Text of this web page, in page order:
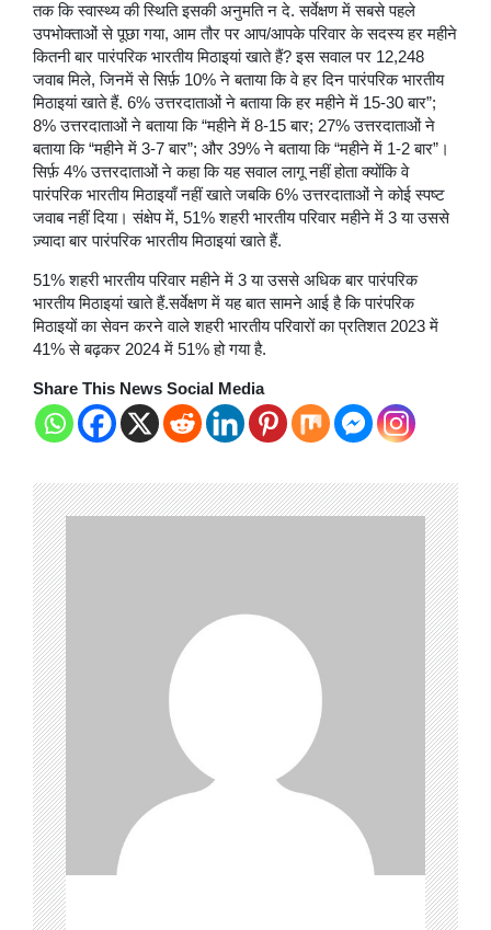
तक कि स्वास्थ्य की स्थिति इसकी अनुमति न दे. सर्वेक्षण में सबसे पहले
उपभोक्ताओं से पूछा गया, आम तौर पर आप/आपके परिवार के सदस्य हर महीने
कितनी बार पारंपरिक भारतीय मिठाइयां खाते हैं? इस सवाल पर 12,248
जवाब मिले, जिनमें से सिर्फ़ 10% ने बताया कि वे हर दिन पारंपरिक भारतीय
मिठाइयां खाते हैं. 6% उत्तरदाताओं ने बताया कि हर महीने में 15-30 बार”;
8% उत्तरदाताओं ने बताया कि “महीने में 8-15 बार; 27% उत्तरदाताओं ने
बताया कि “महीने में 3-7 बार”; और 39% ने बताया कि “महीने में 1-2 बार”।
सिर्फ़ 4% उत्तरदाताओं ने कहा कि यह सवाल लागू नहीं होता क्योंकि वे
पारंपरिक भारतीय मिठाइयाँ नहीं खाते जबकि 6% उत्तरदाताओं ने कोई स्पष्ट
जवाब नहीं दिया। संक्षेप में, 51% शहरी भारतीय परिवार महीने में 3 या उससे
ज़्यादा बार पारंपरिक भारतीय मिठाइयां खाते हैं.
51% शहरी भारतीय परिवार महीने में 3 या उससे अधिक बार पारंपरिक
भारतीय मिठाइयां खाते हैं.सर्वेक्षण में यह बात सामने आई है कि पारंपरिक
मिठाइयों का सेवन करने वाले शहरी भारतीय परिवारों का प्रतिशत 2023 में
41% से बढ़कर 2024 में 51% हो गया है.
Share This News Social Media